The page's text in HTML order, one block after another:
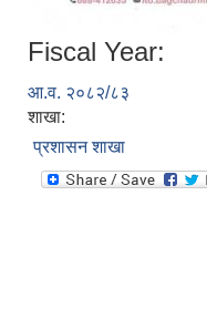
Fiscal Year:
आ.व. २०८२/८३
शाखा:
प्रशासन शाखा